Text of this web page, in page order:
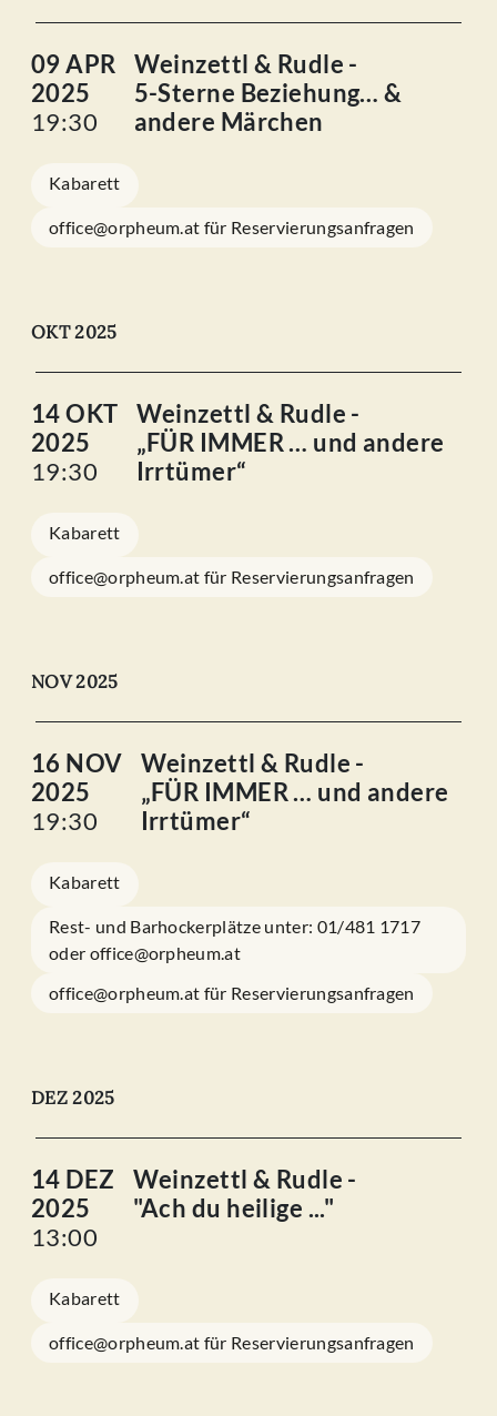
09 APR
2025
19:30
Weinzettl & Rudle -
5-Sterne Beziehung… &
andere Märchen
Kabarett
office@orpheum.at für Reservierungsanfragen
OKT 2025
14 OKT
2025
19:30
Weinzettl & Rudle -
„FÜR IMMER … und andere
Irrtümer“
Kabarett
office@orpheum.at für Reservierungsanfragen
NOV 2025
16 NOV
2025
19:30
Weinzettl & Rudle -
„FÜR IMMER … und andere
Irrtümer“
Kabarett
Rest- und Barhockerplätze unter: 01/481 1717
oder office@orpheum.at
office@orpheum.at für Reservierungsanfragen
DEZ 2025
14 DEZ
2025
13:00
Weinzettl & Rudle -
"Ach du heilige ..."
Kabarett
office@orpheum.at für Reservierungsanfragen